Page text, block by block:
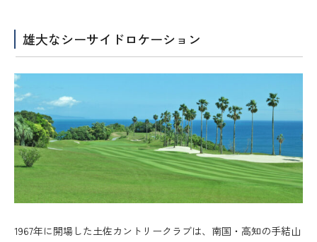
雄大なシーサイドロケーション
1967年に開場した土佐カントリークラブは、南国・高知の手結山